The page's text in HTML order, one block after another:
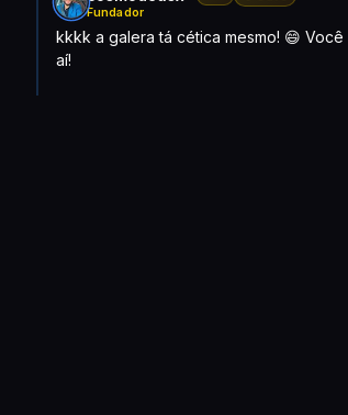
Fundador
kkkk a galera tá cética mesmo! 😄
aí!